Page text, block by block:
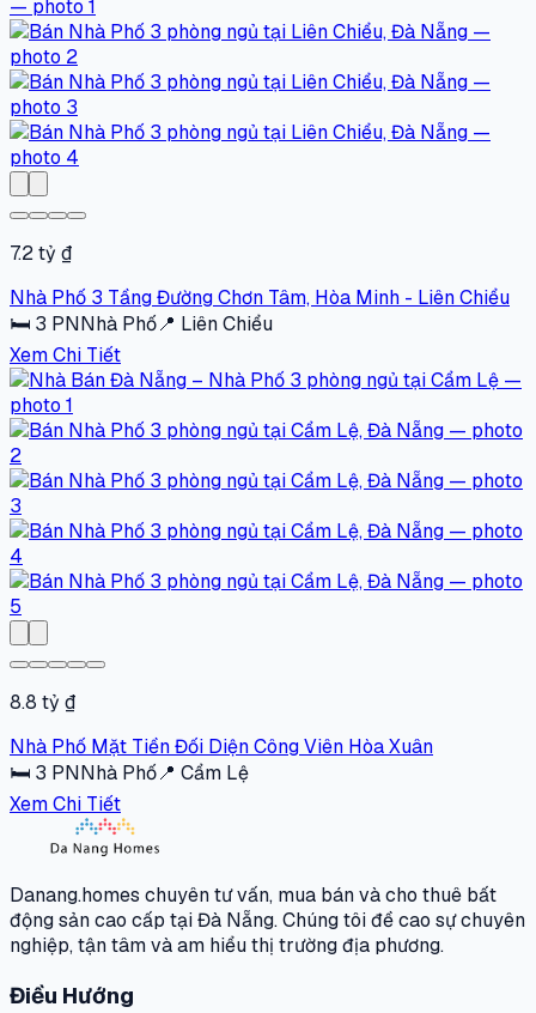
7.2 tỷ ₫
Nhà Phố 3 Tầng Đường Chơn Tâm, Hòa Minh - Liên Chiểu
🛏 3 PNNhà Phố📍 Liên Chiểu
Xem Chi Tiết
8.8 tỷ ₫
Nhà Phố Mặt Tiền Đối Diện Công Viên Hòa Xuân
🛏 3 PNNhà Phố📍 Cẩm Lệ
Xem Chi Tiết
Danang.homes chuyên tư vấn, mua bán và cho thuê bất
động sản cao cấp tại Đà Nẵng. Chúng tôi đề cao sự chuyên
nghiệp, tận tâm và am hiểu thị trường địa phương.
Điều Hướng